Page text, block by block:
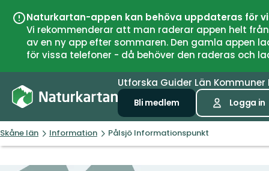
Naturkartan-appen kan behöva uppdateras för
Vi rekommenderar att man raderar appen helt
av en ny app efter sommaren. Den gamla
för vissa telefoner - då behöver den raderas och
Utforska Guider Län Kommuner
Bli medlem Logga in
Skåne län Information Pålsjö Informationspunkt